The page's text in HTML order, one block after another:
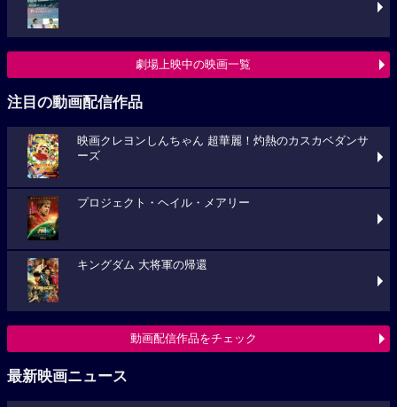
劇場上映中の映画一覧
注目の動画配信作品
映画クレヨンしんちゃん 超華麗！灼熱のカスカベダンサ
ーズ
プロジェクト・ヘイル・メアリー
キングダム 大将軍の帰還
動画配信作品をチェック
最新映画ニュース